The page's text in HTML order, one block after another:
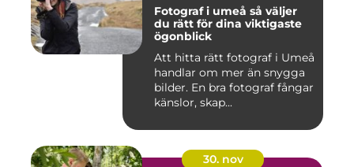
Fotograf i umeå så väljer
du rätt för dina viktigaste
ögonblick
Att hitta rätt fotograf i Umeå
handlar om mer än snygga
bilder. En bra fotograf fångar
känslor, skap...
30. nov